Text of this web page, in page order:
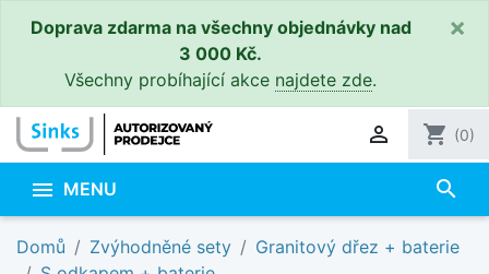
Doprava zdarma na všechny objednávky nad
3 000 Kč.
Všechny probíhající akce najdete zde.
×
 shopping_cart (0)
 MENU search
Domů Zvýhodněné sety
Granitový dřez + baterie